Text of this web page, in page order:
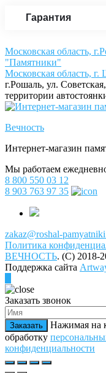
Гарантия
Московская область,
"Памятники"
Московская область,
г.Рошаль, ул.
территории
Вечность
Интернет-магазин
Мы работаем
8 800 550 03 12
8 903 763 97 35
zakaz@roshal-
Политика
ВЕЧНОСТЬ. (C) 2018-
Поддержка сайта
Заказать звонок
Заказать
Нажимая на
обработку
конфиденциальности